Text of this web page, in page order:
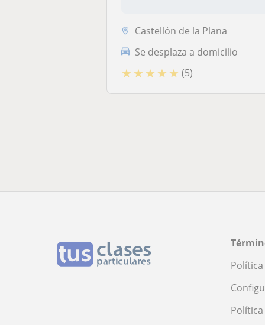
Castellón de la Plana
Se desplaza a domicilio
★ ★ ★ ★ ★ (5)